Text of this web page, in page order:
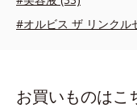
#オルビス ザ リンクル
お買いものはこ